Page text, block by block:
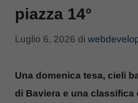
piazza 14°
Luglio 6, 2026 di
Una domenica tesa, cieli
di Baviera e una classifica